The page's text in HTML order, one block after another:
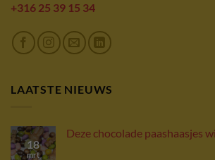
+316 25 39 15 34
LAATSTE NIEUWS
18
mrt
Deze chocolade paashaasjes